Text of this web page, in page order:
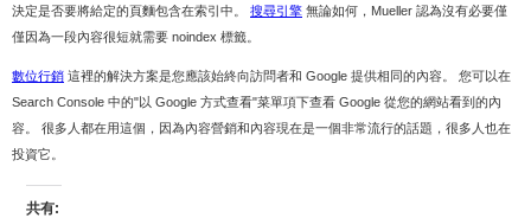
決定是否要將給定的頁麵包含在索引中。 搜尋引擎 無論如何，Mueller 認為沒有必要僅
僅因為一段內容很短就需要 noindex 標籤。
數位行銷 這裡的解決方案是您應該始終向訪問者和 Google 提供相同的內容。 您可以在
Search Console 中的"以 Google 方式查看"菜單項下查看 Google 從您的網站看到的內
容。 很多人都在用這個，因為內容營銷和內容現在是一個非常流行的話題，很多人也在
投資它。
共有: